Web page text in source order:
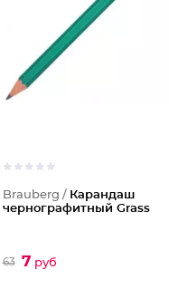
Brauberg / Карандаш
чернографитный Grass
63 7 руб